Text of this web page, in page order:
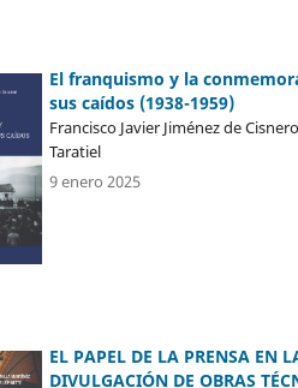
El franquismo y la
sus caídos (1938-1959)
Francisco Javier Jiménez de
Taratiel
9 enero 2025
EL PAPEL DE LA PRENSA EN
DIVULGACIÓN DE OBRAS